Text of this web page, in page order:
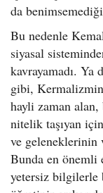
da benimsemediği
Bu nedenle
siyasal
kavrayamadı.
gibi,
hayli zaman
nitelik taşıyan
ve geleneklerinin
Bunda en
yetersiz bilgilerle